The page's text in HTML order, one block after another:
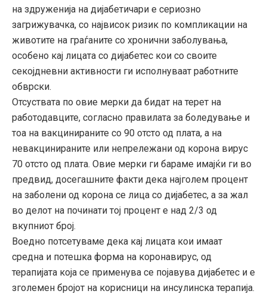
на здруженија на дијабетичари е сериозно
загрижувачка, со највисок ризик по компликации на
животите на граѓаните со хронични заболувања,
особено кај лицата со дијабетес кои со своите
секојдневни активности ги исполнуваат работните
обврски.
Отсуствата по овие мерки да бидат на терет на
работодавците, согласно правилата за боледување и
тоа на вакцинираните со 90 отсто од плата, а на
невакцинираните или непрележани од корона вирус
70 отсто од плата. Овие мерки ги бараме имајќи ги во
предвид, досегашните факти дека најголем процент
на заболени од корона се лица со дијабетес, а за жал
во делот на починати тој процент е над 2/3 од
вкупниот број.
Воедно потсетуваме дека кај лицата кои имаат
средна и потешка форма на коронавирус, од
терапијата која се применува се појавува дијабетес и е
зголемен бројот на корисници на инсулинска терапија.